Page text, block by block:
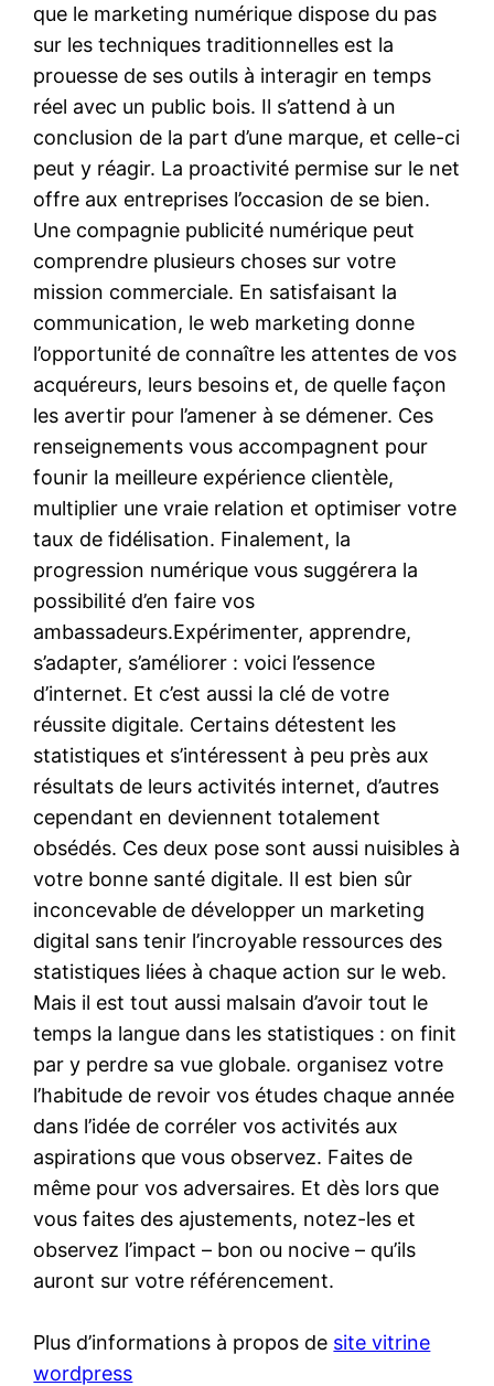
que le marketing numérique dispose du pas
sur les techniques traditionnelles est la
prouesse de ses outils à interagir en temps
réel avec un public bois. Il s’attend à un
conclusion de la part d’une marque, et celle-ci
peut y réagir. La proactivité permise sur le net
offre aux entreprises l’occasion de se bien.
Une compagnie publicité numérique peut
comprendre plusieurs choses sur votre
mission commerciale. En satisfaisant la
communication, le web marketing donne
l’opportunité de connaître les attentes de vos
acquéreurs, leurs besoins et, de quelle façon
les avertir pour l’amener à se démener. Ces
renseignements vous accompagnent pour
founir la meilleure expérience clientèle,
multiplier une vraie relation et optimiser votre
taux de fidélisation. Finalement, la
progression numérique vous suggérera la
possibilité d’en faire vos
ambassadeurs.Expérimenter, apprendre,
s’adapter, s’améliorer : voici l’essence
d’internet. Et c’est aussi la clé de votre
réussite digitale. Certains détestent les
statistiques et s’intéressent à peu près aux
résultats de leurs activités internet, d’autres
cependant en deviennent totalement
obsédés. Ces deux pose sont aussi nuisibles à
votre bonne santé digitale. Il est bien sûr
inconcevable de développer un marketing
digital sans tenir l’incroyable ressources des
statistiques liées à chaque action sur le web.
Mais il est tout aussi malsain d’avoir tout le
temps la langue dans les statistiques : on finit
par y perdre sa vue globale. organisez votre
l’habitude de revoir vos études chaque année
dans l’idée de corréler vos activités aux
aspirations que vous observez. Faites de
même pour vos adversaires. Et dès lors que
vous faites des ajustements, notez-les et
observez l’impact – bon ou nocive – qu’ils
auront sur votre référencement.
Plus d’informations à propos de site vitrine
wordpress